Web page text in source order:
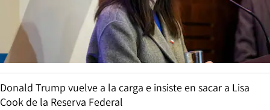
Donald Trump vuelve a la carga e insiste en sacar a Lisa
Cook de la Reserva Federal